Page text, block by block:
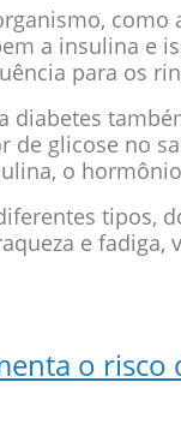
a insulina e
para os
de glicose no
o
tipos,
e
o risco